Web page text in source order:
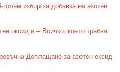
избор за добавка на азотен
оксид е – Всичко, което трябва
Доплащане за азотен оксид